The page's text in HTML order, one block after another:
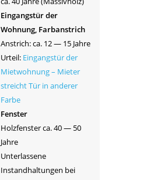
Eingangstür der
Wohnung, Farbanstrich
Anstrich: ca. 12 — 15 Jahre
Urteil: Eingangstür der
Mietwohnung – Mieter
streicht Tür in anderer
Farbe
Fenster
Holzfenster ca. 40 — 50
Jahre
Unterlassene
Instandhaltungen bei